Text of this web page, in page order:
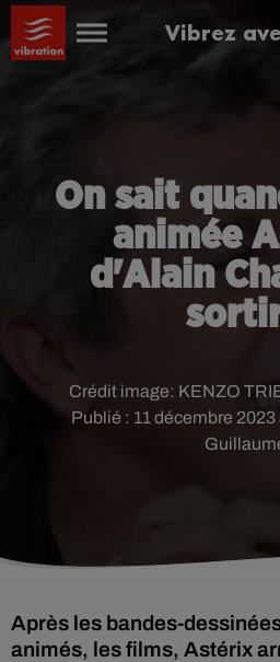
Vibrez
On sait
animée
d'Alain
Publié : 11 décembre 2023
Crédit image: KENZO
Après les bandes-
animés, les films, Astérix